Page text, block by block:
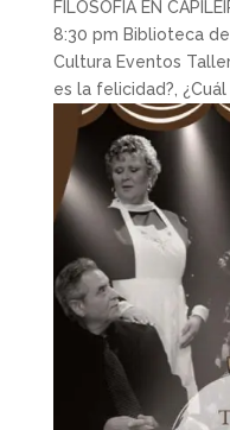
FILOSOFÍA EN
8:30 pm Biblioteca
Cultura Eventos
es la felicidad?,